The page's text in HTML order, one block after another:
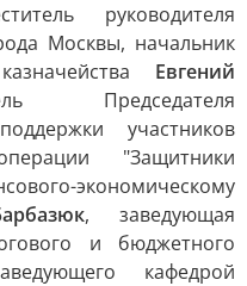
руководителя
Москвы, начальник
Евгений
Председателя
участников
"Защитники
экономическому
, заведующая
и бюджетного
кафедрой